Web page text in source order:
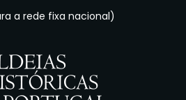
a rede fixa nacional)